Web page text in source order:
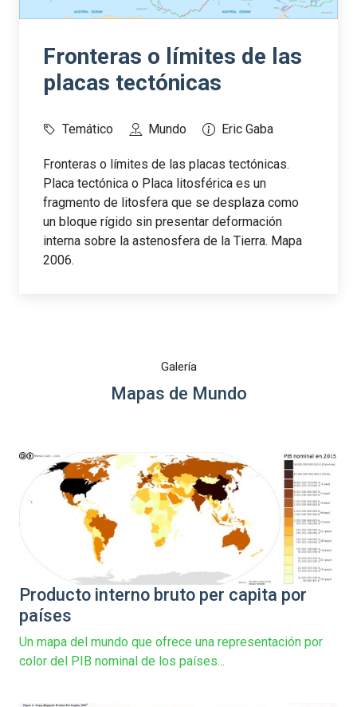
Fronteras o límites de las
placas tectónicas
Temático Mundo Eric Gaba
Fronteras o límites de las placas tectónicas.
Placa tectónica o Placa litosférica es un
fragmento de litosfera que se desplaza como
un bloque rígido sin presentar deformación
interna sobre la astenosfera de la Tierra. Mapa
2006.
Galería
Mapas de Mundo
Producto interno bruto per capita por
países
Un mapa del mundo que ofrece una representación por
color del PIB nominal de los países...